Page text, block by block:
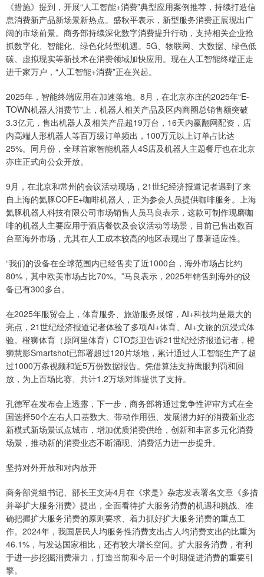
《措施》提到，开展“人工智能+消费”典型应用案例推荐，持续打造信
息消费新产品新场景新热点。盛秋平表示，新型服务消费正展现出广
阔的市场前景。商务部持续深化数字消费提升行动，支持相关企业抢
抓数字化、智能化、绿色化转型机遇。5G、物联网、大数据、绿色低
碳、虚拟现实等新技术在消费领域加快应用。现在人工智能终端正走
进千家万户，“人工智能+消费”正在兴起。
2025年，智能终端应用在加速落地。8月，在北京亦庄的2025年“E-
TOWN机器人消费节”上，机器人相关产品及区内商圈总销售额突破
3.3亿元，售出机器人及相关产品超19万台，16天内赢翻网配资，店
内高端人形机器人等百万级订单频出，100万元以上订单占比达
25%。同月份，全球首家智能机器人4S店及机器人主题餐厅也在北京
亦庄正式向公众开放。
9月，在北京和常州的会议活动现场，21世纪经济报道记者遇到了来
自上海的氦豚COFE+咖啡机器人，正为参会人员提供咖啡服务。上海
氦豚机器人科技有限公司市场销售人员马良表示，这款可制作现磨咖
啡的机器人主要应用于酒店餐饮及会议活动等场景，目前已售出数百
台至海外市场，尤其在人工成本较高的地区表现出了显著适应性。
“我们的设备在全球范围内已经售卖了近1000台，海外市场占比约
80%，其中欧美市场占比70%。”马良表示，2025年销售到海外的设
备已有300多台。
在2025年服贸会上，体育服务、旅游服务展馆，AI+科技均是最大的
亮点，21世纪经济报道记者体验了多项AI+体育、AI+文旅的沉浸式体
验。橙狮体育（原阿里体育）CTO彭卫告诉21世纪经济报道记者，橙
狮慧影Smartshot已部署超过120片场地，累计通过人工智能生产了超
过1000万条视频和近5万份数据报告。凭借算法支持鹰眼判罚和回
放，为上百场比赛、共计1.2万场对阵提供了支持。
孔德军在发布会上透露，下一步，商务部将通过竞争性评审方式在全
国选择50个左右人口基数大、带动作用强、发展潜力好的消费新业态
新模式新场景试点城市，增加优质消费供给，创新和丰富多元化消费
场景，推动新的消费业态不断涌现、消费活力进一步提升。
坚持对外开放和对内放开
商务部党组书记、部长王文涛4月在《求是》杂志发表署名文章《多措
并举扩大服务消费》提出，全面看待扩大服务消费的机遇和挑战、准
确把握扩大服务消费的原则要求、着力抓好扩大服务消费的重点工
作。2024年，我国居民人均服务性消费支出占人均消费支出的比重为
46.1%，与发达国家相比，还有较大增长空间。扩大服务消费，有利
于进一步挖掘消费潜力，打造当前和今后一个时期促进消费的重要引
擎。